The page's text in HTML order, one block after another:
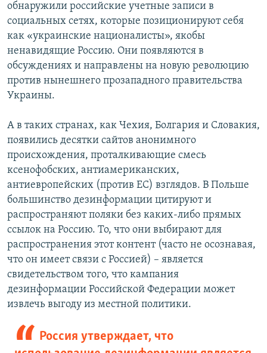
обнаружили российские учетные записи в
социальных сетях, которые позиционируют себя
как «украинские националисты», якобы
ненавидящие Россию. Они появляются в
обсуждениях и направлены на новую революцию
против нынешнего прозападного правительства
Украины.
А в таких странах, как Чехия, Болгария и Словакия,
появились десятки сайтов анонимного
происхождения, проталкивающие смесь
ксенофобских, антиамериканских,
антиевропейских (против ЕС) взглядов. В Польше
большинство дезинформации цитируют и
распространяют поляки без каких-либо прямых
ссылок на Россию. То, что они выбирают для
распространения этот контент (часто не осознавая,
что он имеет связи с Россией) – является
свидетельством того, что кампания
дезинформации Российской Федерации может
извлечь выгоду из местной политики.
Россия утверждает, что